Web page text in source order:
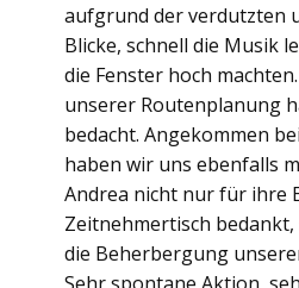
aufgrund der verdutzten
Blicke, schnell die Musik
die Fenster hoch
unserer Routenplanung
bedacht. Angekommen
haben wir uns ebenfalls
Andrea nicht nur für ihre
Zeitnehmertisch
die Beherbergung